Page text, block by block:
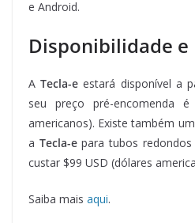
e Android.
Disponibilidade e
ATecla-e estará disponível a
seu preço pré-encomenda
americanos). Existe também
a Tecla-epara tubos redondos
custar $99 USD (dólares
Saiba mais aqui.